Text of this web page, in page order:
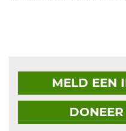
MELD EEN